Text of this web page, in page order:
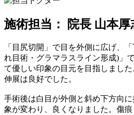
施術担当： 院長 山本厚
「目尻切開」で目を外側に広げ、
れ目術・グラマラスライン形成)」
て優しい印象の目元を目指しまし
伸展は良好でした。
手術後は白目が外側と斜め下方向
象が変わり、良くなりました。傷